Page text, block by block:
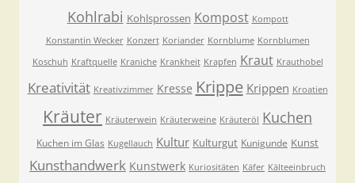
Kohlrabi Kohlsprossen Kompost Kompott
Konstantin Wecker Konzert Koriander Kornblume Kornblumen
Koschuh Kraftquelle Kraniche Krankheit Krapfen Kraut Krauthobel
Kreativität Kreativzimmer Kresse Krippe Krippen Kroatien
Kräuter Kräuterwein Kräuterweine Kräuteröl Kuchen
Kuchen im Glas Kugellauch Kultur Kulturgut Kunigunde Kunst
Kunsthandwerk Kunstwerk Kuriositäten Käfer Kälteeinbruch